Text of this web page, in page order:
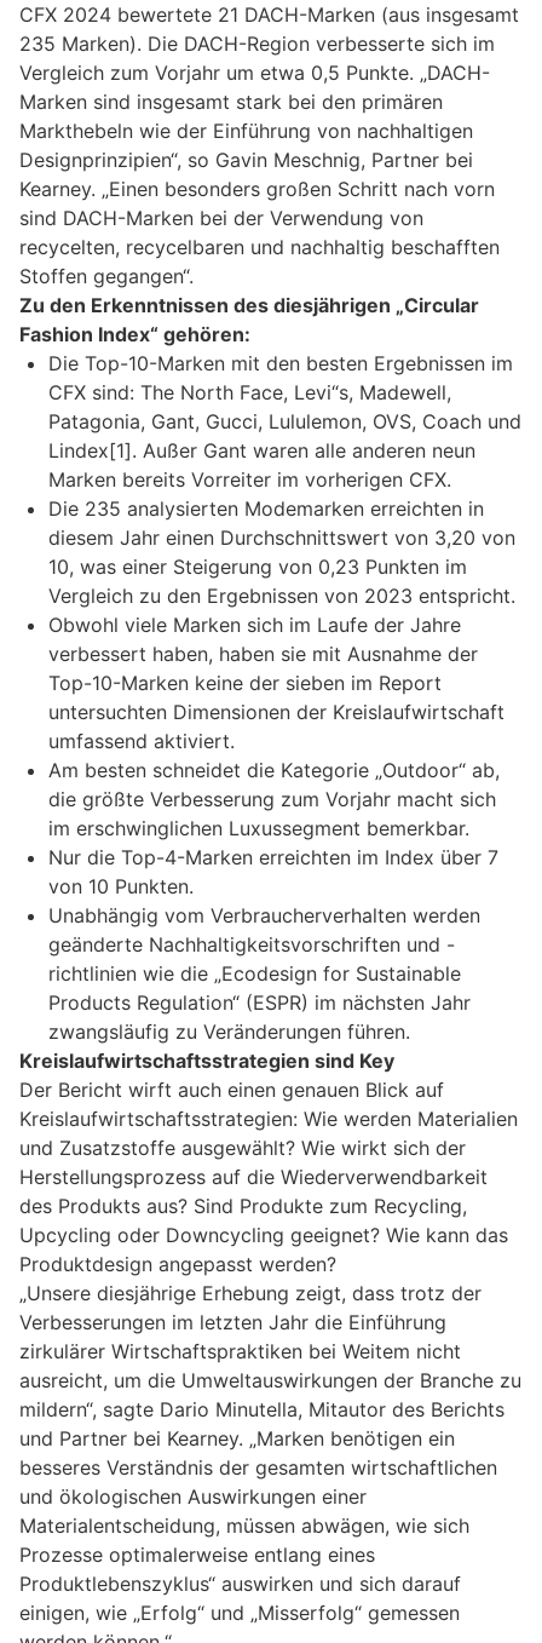
CFX 2024 bewertete 21 DACH-Marken (aus insgesamt
235 Marken). Die DACH-Region verbesserte sich im
Vergleich zum Vorjahr um etwa 0,5 Punkte. „DACH-
Marken sind insgesamt stark bei den primären
Markthebeln wie der Einführung von nachhaltigen
Designprinzipien“, so Gavin Meschnig, Partner bei
Kearney. „Einen besonders großen Schritt nach vorn
sind DACH-Marken bei der Verwendung von
recycelten, recycelbaren und nachhaltig beschafften
Stoffen gegangen“.
Zu den Erkenntnissen des diesjährigen „Circular
Fashion Index“ gehören:
Die Top-10-Marken mit den besten Ergebnissen im
CFX sind: The North Face, Levi“s, Madewell,
Patagonia, Gant, Gucci, Lululemon, OVS, Coach und
Lindex[1]. Außer Gant waren alle anderen neun
Marken bereits Vorreiter im vorherigen CFX.
Die 235 analysierten Modemarken erreichten in
diesem Jahr einen Durchschnittswert von 3,20 von
10, was einer Steigerung von 0,23 Punkten im
Vergleich zu den Ergebnissen von 2023 entspricht.
Obwohl viele Marken sich im Laufe der Jahre
verbessert haben, haben sie mit Ausnahme der
Top-10-Marken keine der sieben im Report
untersuchten Dimensionen der Kreislaufwirtschaft
umfassend aktiviert.
Am besten schneidet die Kategorie „Outdoor“ ab,
die größte Verbesserung zum Vorjahr macht sich
im erschwinglichen Luxussegment bemerkbar.
Nur die Top-4-Marken erreichten im Index über 7
von 10 Punkten.
Unabhängig vom Verbraucherverhalten werden
geänderte Nachhaltigkeitsvorschriften und -
richtlinien wie die „Ecodesign for Sustainable
Products Regulation“ (ESPR) im nächsten Jahr
zwangsläufig zu Veränderungen führen.
Kreislaufwirtschaftsstrategien sind Key
Der Bericht wirft auch einen genauen Blick auf
Kreislaufwirtschaftsstrategien: Wie werden Materialien
und Zusatzstoffe ausgewählt? Wie wirkt sich der
Herstellungsprozess auf die Wiederverwendbarkeit
des Produkts aus? Sind Produkte zum Recycling,
Upcycling oder Downcycling geeignet? Wie kann das
Produktdesign angepasst werden?
„Unsere diesjährige Erhebung zeigt, dass trotz der
Verbesserungen im letzten Jahr die Einführung
zirkulärer Wirtschaftspraktiken bei Weitem nicht
ausreicht, um die Umweltauswirkungen der Branche zu
mildern“, sagte Dario Minutella, Mitautor des Berichts
und Partner bei Kearney. „Marken benötigen ein
besseres Verständnis der gesamten wirtschaftlichen
und ökologischen Auswirkungen einer
Materialentscheidung, müssen abwägen, wie sich
Prozesse optimalerweise entlang eines
Produktlebenszyklus“ auswirken und sich darauf
einigen, wie „Erfolg“ und „Misserfolg“ gemessen